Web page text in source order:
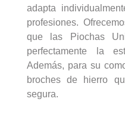
adapta
profesiones.
que las Piochas
perfectamente la
Además, para su
broches de hierro
segura.